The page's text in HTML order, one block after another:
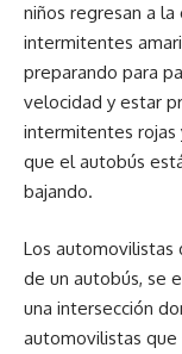
niños regresan a la
intermitentes
preparando para
velocidad y estar
intermitentes rojas
que el autobús
bajando.
Los automovilistas
de un autobús, se
una intersección
automovilistas que